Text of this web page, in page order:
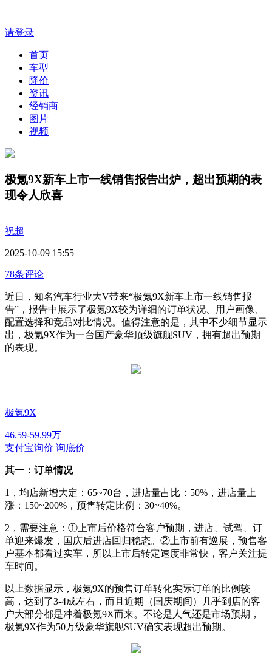
请登录
首页
车型
降价
资讯
经销商
图片
视频
极氪9X新车上市一线销售报告出炉，超出预期的表
现令人欣喜
祝超
2025-10-09 15:55
78条评论
近日，知名汽车行业大V带来“极氪9X新车上市一线销售报
告”，报告中展示了极氪9X较为详细的订单状况、用户画像、
配置选择和竞品对比情况。值得注意的是，其中不少细节显示
出，极氪9X作为一台国产豪华顶级旗舰SUV，拥有超出预期
的表现。
极氪9X
46.59-59.99万
支付宝询价 询底价
其一：订单情况
1，均店新增大定：65~70台，进店量占比：50%，进店量上
涨：150~200%，预售转定比例：30~40%。
2，需要注意：①上市后价格符合客户预期，进店、试驾、订
单迎来爆发，国庆后进店回归稳态。②上市前有巡展，预售客
户基本都看过实车，所以上市后转定速度非常快，客户关注提
车时间。
以上数据显示，极氪9X的预售订单转化实际订单的比例较
高，达到了3-4成左右，而且近期（国庆期间）几乎到店的客
户大部分都是冲着极氪9X而来。不论是人气还是市场预期，
极氪9X作为50万级豪华旗舰SUV确实表现超出预期。